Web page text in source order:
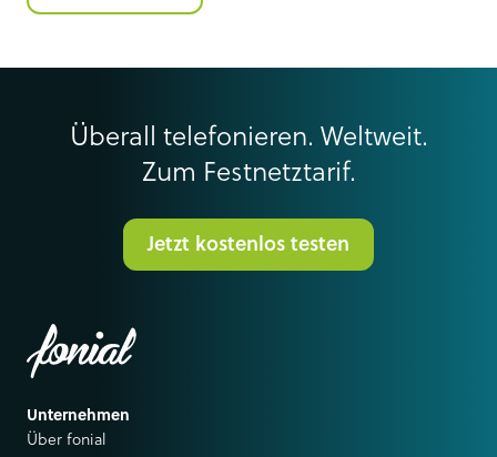
Überall telefonieren. Weltweit.
Zum Festnetztarif.
Jetzt kostenlos testen
Unternehmen
Über fonial